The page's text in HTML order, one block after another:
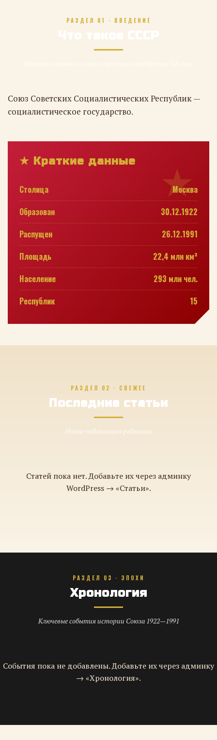
РАЗДЕЛ 01 · ВВЕДЕНИЕ
Что такое СССР
Союз Советских Социалистических Республик —
социалистическое государство.
★ Краткие данные
Столица
Москва
Образован
30.12.1922
Распущен
26.12.1991
Площадь
22,4 млн км²
Население
293 млн чел.
Республик
15
РАЗДЕЛ 02 · СВЕЖЕЕ
Последние статьи
Новые публикации редакции
Статей пока нет. Добавьте их через админку
WordPress → «Статьи».
РАЗДЕЛ 03 · ЭПОХИ
Хронология
Ключевые события истории Союза 1922—1991
События пока не добавлены. Добавьте их через админку
→ «Хронология».